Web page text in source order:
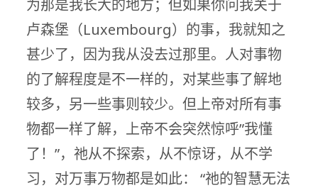
为那是我长大的地方；但如果你问我关于
卢森堡（Luxembourg）的事，我就知之
甚少了，因为我从没去过那里。人对事物
的了解程度是不一样的，对某些事了解地
较多，另一些事则较少。但上帝对所有事
物都一样了解，上帝不会突然惊呼”我懂
了！”，祂从不探索，从不惊讶，从不学
习，对万事万物都是如此： “祂的智慧无法